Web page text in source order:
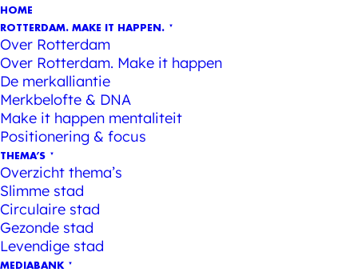
HOME
ROTTERDAM. MAKE IT HAPPEN.
Over Rotterdam
Over Rotterdam. Make it happen
De merkalliantie
Merkbelofte & DNA
Make it happen mentaliteit
Positionering & focus
THEMA’S
Overzicht thema’s
Slimme stad
Circulaire stad
Gezonde stad
Levendige stad
MEDIABANK